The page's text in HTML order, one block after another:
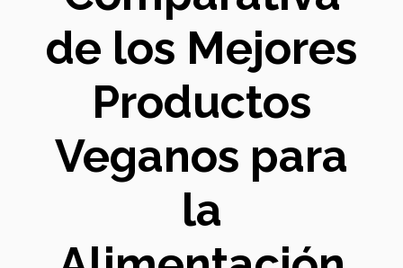
de los Mejores
Productos
Veganos para
la